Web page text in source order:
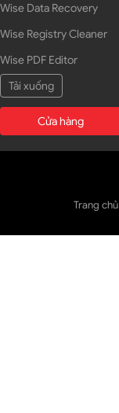
Wise Data Recovery
Wise Registry Cleaner
Wise PDF Editor
Tải xuống
Cửa hàng
Trang chủ